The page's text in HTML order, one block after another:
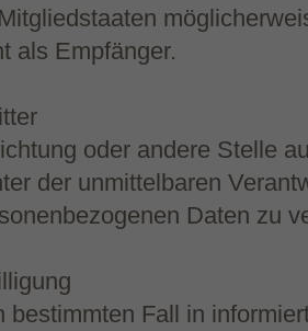
als Empfänger.
oder andere Stelle
der unmittelbaren
Daten zu
Fall in